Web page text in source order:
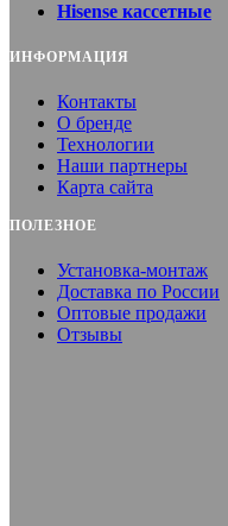
Hisense кассетные
ИНФОРМАЦИЯ
Контакты
О бренде
Технологии
Наши партнеры
Карта сайта
ПОЛЕЗНОЕ
Установка-монтаж
Доставка по России
Оптовые продажи
Отзывы